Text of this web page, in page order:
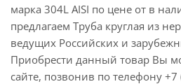
марка 304L AISI по цене от в
предлагаем Труба круглая из
ведущих Российских и
Приобрести данный товар Вы
сайте, позвонив по телефону